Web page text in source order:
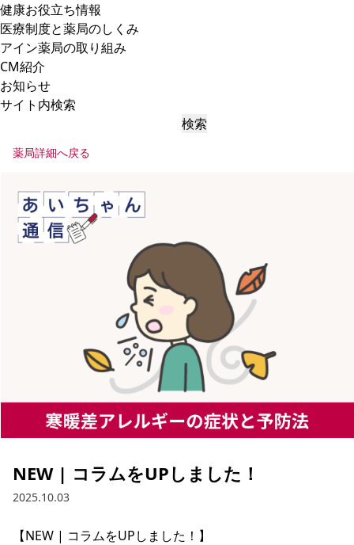
健康お役立ち情報
医療制度と薬局のしくみ
アイン薬局の取り組み
CM紹介
お知らせ
サイト内検索
検索
薬局詳細へ戻る
NEW | コラムをUPしました！
2025.10.03
【NEW | コラムをUPしました！】